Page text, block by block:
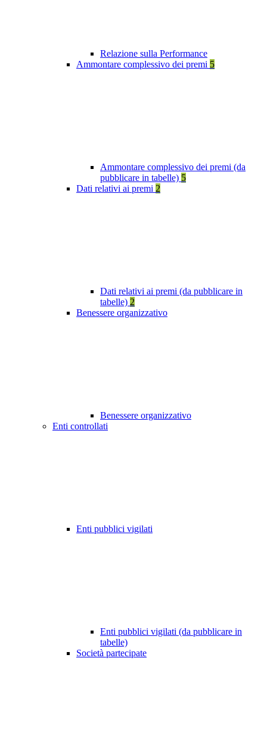
Relazione sulla Performance
Ammontare complessivo dei premi 5
Ammontare complessivo dei premi (da
pubblicare in tabelle) 5
Dati relativi ai premi 2
Dati relativi ai premi (da pubblicare in
tabelle) 2
Benessere organizzativo
Benessere organizzativo
Enti controllati
Enti pubblici vigilati
Enti pubblici vigilati (da pubblicare in
tabelle)
Società partecipate